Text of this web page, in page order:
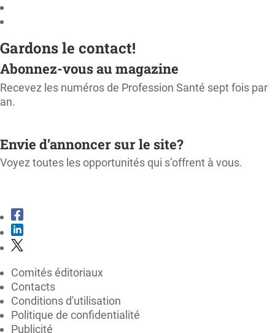
Gardons le contact!
Abonnez-vous au magazine
Recevez les numéros de Profession Santé sept fois par
an.
Envie d’annoncer sur le site?
Voyez toutes les opportunités qui s’offrent à vous.
Comités éditoriaux
Contacts
Conditions d'utilisation
Politique de confidentialité
Publicité